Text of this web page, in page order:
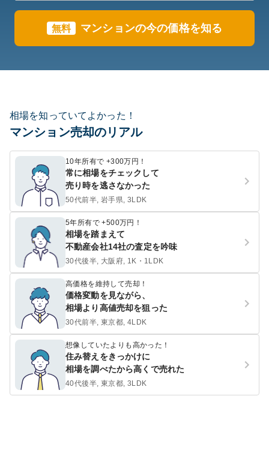
無料 マンションの今の価格を知る
相場を知っていてよかった！
マンション売却のリアル
10年所有で +300万円！
常に相場をチェックして
売り時を逃さなかった
50代前半, 岩手県, 3LDK
5年所有で +500万円！
相場を踏まえて
不動産会社14社の査定を吟味
30代後半, 大阪府, 1K・1LDK
高価格を維持して売却！
価格変動を見ながら、
相場より高値売却を狙った
30代前半, 東京都, 4LDK
想像していたよりも高かった！
住み替えをきっかけに
相場を調べたから高くで売れた
40代後半, 東京都, 3LDK